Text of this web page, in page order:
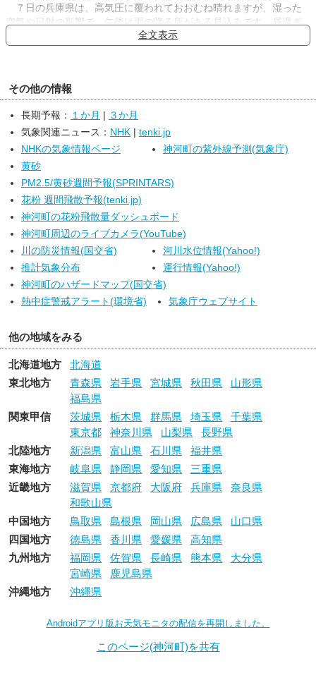
７日の兵庫県は、高気圧に覆われておおむね晴れますが、湿った
空気や日射の影響で、午後は雨の降る所がある見込みです。昼過ぎ
から夜のはじめ頃にかけて雷を伴う所があるでしょう。
全文表示
その他の情報
長期予報： １か月
３か月
気象関連ニュース： NHK
tenki.jp
NHKの気象情報ページ
神河町の紫外線予測(気象庁)
黄砂
PM2.5/黄砂週間予報(SPRINTARS)
花粉 週間飛散予報(tenki.jp)
神河町の花粉飛散量ダッシュボード
神河町周辺のライブカメラ(YouTube)
川の防災情報(国交省)
河川水位情報(Yahoo!)
推計気象分布
運行情報(Yahoo!)
神河町のハザードマップ(国交省)
熱中症警戒アラート(環境省)
気象庁ウェブサイト
他の地域をみる
北海道地方
北海道
東北地方
青森県 岩手県 宮城県 秋田県
山形県
福島県
関東甲信
茨城県 栃木県 群馬県 埼玉県
千葉県
東京都
神奈川県 山梨県
長野県
北陸地方
新潟県 富山県 石川県
福井県
東海地方
岐阜県 静岡県 愛知県
三重県
近畿地方
滋賀県 京都府 大阪府 兵庫県
奈良県
和歌山県
中国地方
鳥取県 島根県 岡山県 広島県
山口県
四国地方
徳島県 香川県 愛媛県
高知県
九州地方
福岡県 佐賀県 長崎県 熊本県
大分県
宮崎県
鹿児島県
沖縄地方
沖縄県
Androidアプリ版お天気モニタの配信を再開しました。
このページ(神河町)を共有